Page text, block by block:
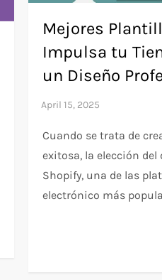
Mejores
Impulsa tu
un Diseño
Cuando se trata de
exitosa, la elección
Shopify, una de las
electrónico más